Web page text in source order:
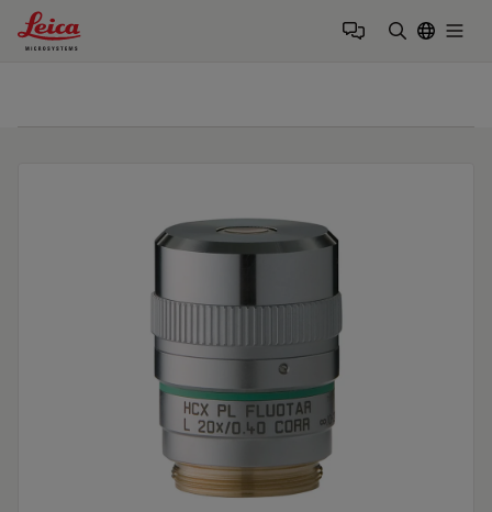
Leica Microsystems Logo